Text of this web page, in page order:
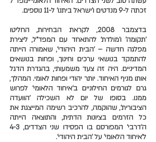
זכתה ל-9 מנדטים ו'ישראל ביתנו' ל-11 נוספים.
בדצמבר 2008, לקראת הבחירות, החליטו
'תקומה' ו'מולדת' להתאחד עם המפד"ל, ליצירת
מפלגה חדשה – 'הבית היהודי', שאמורה הייתה
להתמקד בנושאי ערכים וחינוך, ופחות בנושאים
המדיניים. היה זה צעד משמעותי, בהגדרת הדגל
אותו מניף האיחוד. יותר יהודי ופחות לאומי. המהלך,
גרם לגורמים החילוניים ב'איחוד הלאומי' לפרוש
ממנו. בסופו של יום לא השכילה 'הוועדה
הציבורית', שהוקמה, להרכיב רשימה המייצגת את
כל הזרמים בציונות הדתית, והתוצאה הייתה
ה'דרבי' המפורסם בו הפסידו שני הצדדים, 4-3
ל'איחוד הלאומי' על 'הבית היהודי'.